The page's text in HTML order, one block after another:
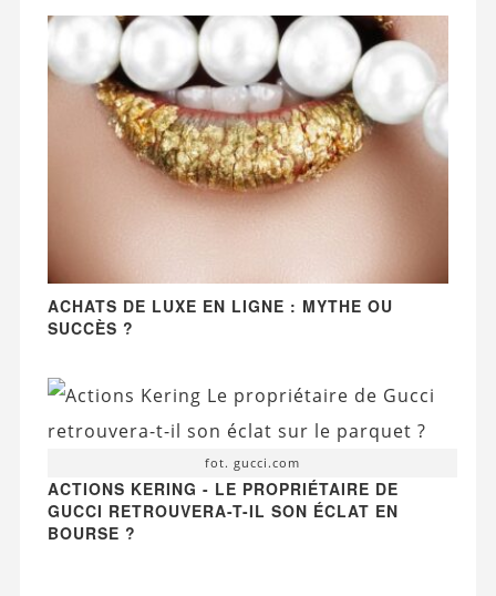
ACHATS DE LUXE EN LIGNE : MYTHE OU
SUCCÈS ?
fot. gucci.com
ACTIONS KERING - LE PROPRIÉTAIRE DE
GUCCI RETROUVERA-T-IL SON ÉCLAT EN
BOURSE ?